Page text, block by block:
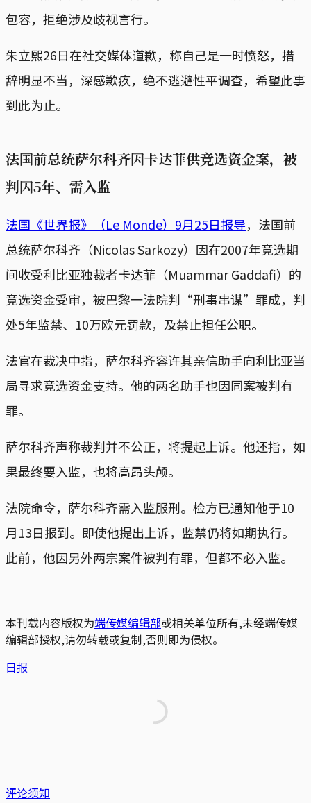
包容，拒绝涉及歧视言行。
朱立熙26日在社交媒体道歉，称自己是一时愤怒，措
辞明显不当，深感歉疚，绝不逃避性平调查，希望此事
到此为止。
法国前总统萨尔科齐因卡达菲供竞选资金案，被
判囚5年、需入监
法国《世界报》（Le Monde）9月25日报导，法国前
总统萨尔科齐（Nicolas Sarkozy）因在2007年竞选期
间收受利比亚独裁者卡达菲（Muammar Gaddafi）的
竞选资金受审，被巴黎一法院判“刑事串谋”罪成，判
处5年监禁、10万欧元罚款，及禁止担任公职。
法官在裁决中指，萨尔科齐容许其亲信助手向利比亚当
局寻求竞选资金支持。他的两名助手也因同案被判有
罪。
萨尔科齐声称裁判并不公正，将提起上诉。他还指，如
果最终要入监，也将高昂头颅。
法院命令，萨尔科齐需入监服刑。检方已通知他于10
月13日报到。即使他提出上诉，监禁仍将如期执行。
此前，他因另外两宗案件被判有罪，但都不必入监。
本刊载内容版权为端传媒编辑部或相关单位所有,未经端传媒
编辑部授权,请勿转载或复制,否则即为侵权。
日报
评论须知